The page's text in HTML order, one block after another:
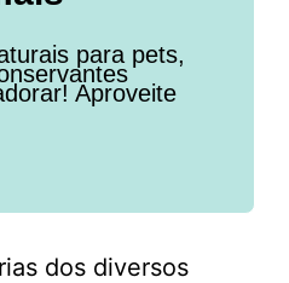
para pets,
Aproveite
dos diversos